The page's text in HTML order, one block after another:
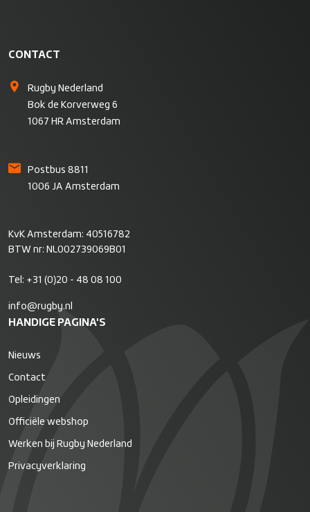
CONTACT
Rugby Nederland
Bok de Korverweg 6
1067 HR Amsterdam
Postbus 8811
1006 JA Amsterdam
KvK Amsterdam: 40516782
BTW nr: NL002739069B01
Tel: +31 (0)20 - 48 08 100
info@rugby.nl
HANDIGE PAGINA'S
Nieuws
Contact
Opleidingen
Officiële webshop
Werken bij Rugby Nederland
Privacyverklaring